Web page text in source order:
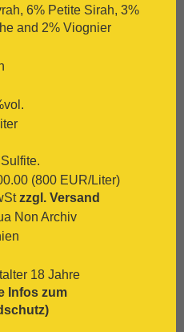
6% Petite Sirah, 3%
and 2% Viognier
(800 EUR/Liter)
zzgl. Versand
Non Archiv
18 Jahre
Infos zum